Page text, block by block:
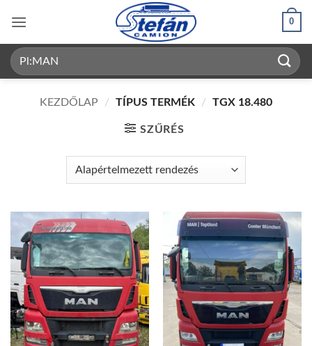
content
0
Keresés
a
KEZDŐLAP / TÍPUS TERMÉK / TGX 18.480
SZŰRÉS